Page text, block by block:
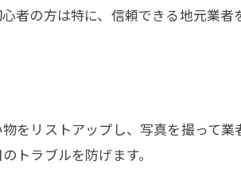
者の方は特に、信頼できる地元業者
をリストアップし、写真を撮って
トラブルを防げます。